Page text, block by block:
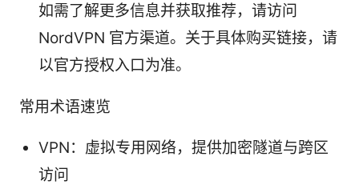
如需了解更多信息并获取推荐，请访问
NordVPN 官方渠道。关于具体购买链接，请
以官方授权入口为准。
常用术语速览
VPN：虚拟专用网络，提供加密隧道与跨区
访问